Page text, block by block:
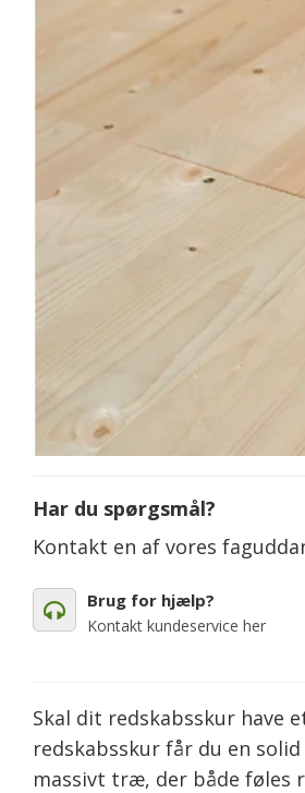
Har du spørgsmål?
Kontakt en af vores
Brug for hjælp?
Kontakt kundeservice her
Skal dit redskabsskur have
redskabsskur får du en
massivt træ, der både føles